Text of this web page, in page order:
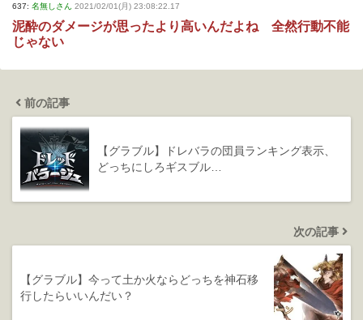
637: 名無しさん 2021/02/01(月) 23:08:22.17
泥酔のダメージが思ったより高いんだよね 全然行動不能
じゃない
前の記事
【グラブル】ドレバラの団員ランキング表示、
どっちにしろギスブル…
次の記事
【グラブル】今って土か火ならどっちを神石移
行したらいいんだい？